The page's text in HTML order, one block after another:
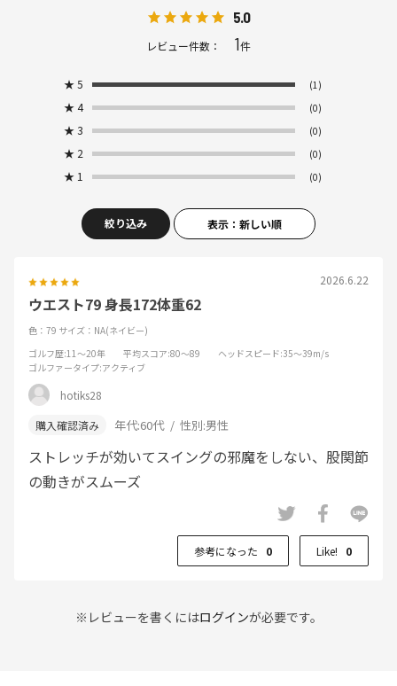
5.0
レビュー件数： 1件
★ 5 (1)
★ 4 (0)
★ 3 (0)
★ 2 (0)
★ 1 (0)
絞り込み 表示：新しい順
2026.6.22
ウエスト79 身長172体重62
色：79 サイズ：NA(ネイビー)
ゴルフ歴:11～20年 平均スコア:80～89 ヘッドスピード:35～39m/s
ゴルファータイプ:アクティブ
hotiks28
年代:60代 性別:男性
ストレッチが効いてスイングの邪魔をしない、股関節
の動きがスムーズ
参考になった 0 Like! 0
※レビューを書くにはログインが必要です。